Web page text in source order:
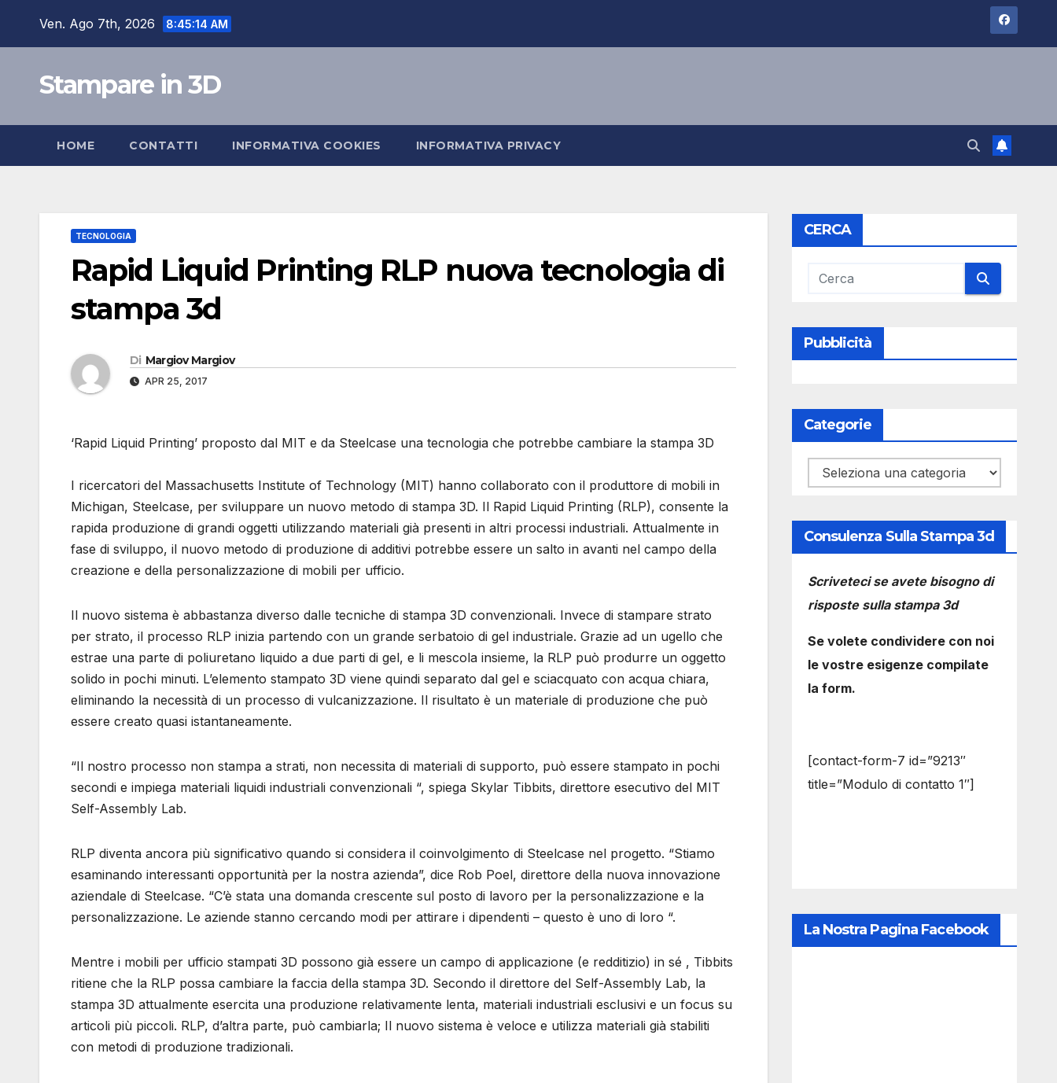
Ven. Ago 7th, 2026 8:45:15 AM
Stampare in 3D
HOME CONTATTI INFORMATIVA COOKIES INFORMATIVA PRIVACY
TECNOLOGIA
Rapid Liquid Printing RLP nuova tecnologia di
stampa 3d
Di Margiov Margiov
APR 25, 2017
‘Rapid Liquid Printing’ proposto dal MIT e da Steelcase una tecnologia che potrebbe cambiare la stampa 3D
I ricercatori del Massachusetts Institute of Technology (MIT) hanno collaborato con il produttore di mobili in
Michigan, Steelcase, per sviluppare un nuovo metodo di stampa 3D. Il Rapid Liquid Printing (RLP), consente la
rapida produzione di grandi oggetti utilizzando materiali già presenti in altri processi industriali. Attualmente in
fase di sviluppo, il nuovo metodo di produzione di additivi potrebbe essere un salto in avanti nel campo della
creazione e della personalizzazione di mobili per ufficio.
Il nuovo sistema è abbastanza diverso dalle tecniche di stampa 3D convenzionali. Invece di stampare strato
per strato, il processo RLP inizia partendo con un grande serbatoio di gel industriale. Grazie ad un ugello che
estrae una parte di poliuretano liquido a due parti di gel, e li mescola insieme, la RLP può produrre un oggetto
solido in pochi minuti. L’elemento stampato 3D viene quindi separato dal gel e sciacquato con acqua chiara,
eliminando la necessità di un processo di vulcanizzazione. Il risultato è un materiale di produzione che può
essere creato quasi istantaneamente.
“Il nostro processo non stampa a strati, non necessita di materiali di supporto, può essere stampato in pochi
secondi e impiega materiali liquidi industriali convenzionali “, spiega Skylar Tibbits, direttore esecutivo del MIT
Self-Assembly Lab.
RLP diventa ancora più significativo quando si considera il coinvolgimento di Steelcase nel progetto. “Stiamo
esaminando interessanti opportunità per la nostra azienda”, dice Rob Poel, direttore della nuova innovazione
aziendale di Steelcase. “C’è stata una domanda crescente sul posto di lavoro per la personalizzazione e la
personalizzazione. Le aziende stanno cercando modi per attirare i dipendenti – questo è uno di loro “.
Mentre i mobili per ufficio stampati 3D possono già essere un campo di applicazione (e redditizio) in sé , Tibbits
ritiene che la RLP possa cambiare la faccia della stampa 3D. Secondo il direttore del Self-Assembly Lab, la
stampa 3D attualmente esercita una produzione relativamente lenta, materiali industriali esclusivi e un focus su
articoli più piccoli. RLP, d’altra parte, può cambiarla; Il nuovo sistema è veloce e utilizza materiali già stabiliti
con metodi di produzione tradizionali.
CERCA
Pubblicità
Categorie
Categorie
Consulenza Sulla Stampa 3d
Scriveteci se avete bisogno di
risposte sulla stampa 3d
Se volete condividere con noi
le vostre esigenze compilate
la form.
[contact-form-7 id=”9213″
title=”Modulo di contatto 1″]
La Nostra Pagina Facebook